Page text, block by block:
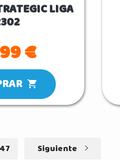
LIGA
€
47 Siguiente